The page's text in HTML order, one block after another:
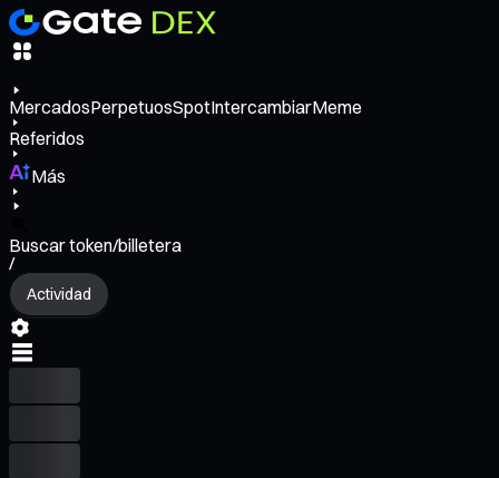
MercadosPerpetuosSpotIntercambiarMeme
Referidos
Más
Buscar token/billetera
/
Actividad